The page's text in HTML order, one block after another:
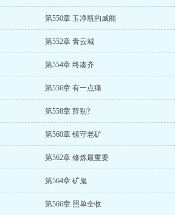
第550章 玉净瓶的威能
第552章 青云城
第554章 终凑齐
第556章 有一点痛
第558章 辞别?
第560章 镇守老矿
第562章 修炼最重要
第564章 矿鬼
第566章 照单全收